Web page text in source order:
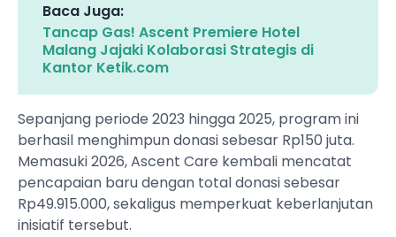
Baca Juga:
Tancap Gas! Ascent Premiere Hotel
Malang Jajaki Kolaborasi Strategis di
Kantor Ketik.com
Sepanjang periode 2023 hingga 2025, program ini
berhasil menghimpun donasi sebesar Rp150 juta.
Memasuki 2026, Ascent Care kembali mencatat
pencapaian baru dengan total donasi sebesar
Rp49.915.000, sekaligus memperkuat keberlanjutan
inisiatif tersebut.